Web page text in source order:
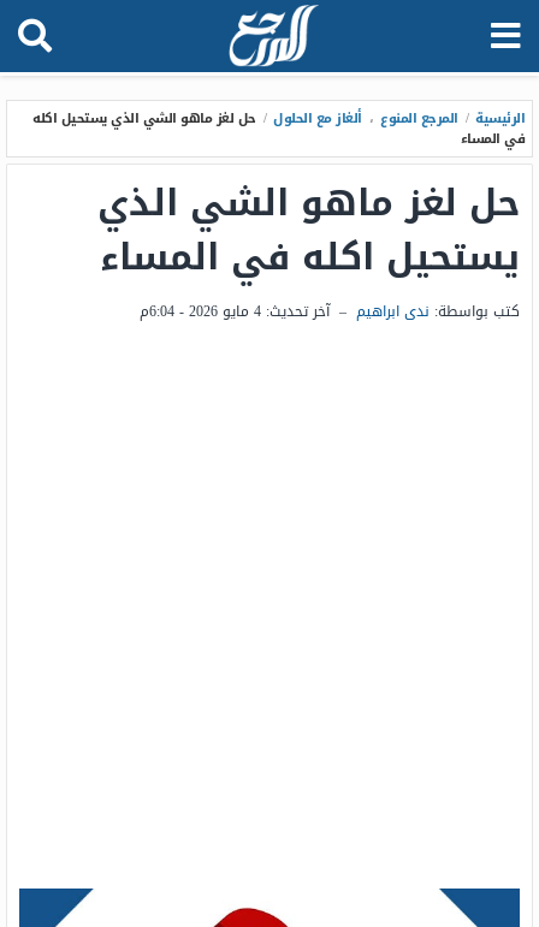
الرئيسية / المرجع المنوع ، ألغاز مع الحلول / حل لغز ماهو الشي الذي يستحيل اكله
في المساء
حل لغز ماهو الشي الذي
يستحيل اكله في المساء
كتب بواسطة: ندى ابراهيم – آخر تحديث: 4 مايو 2026 - 6:04م